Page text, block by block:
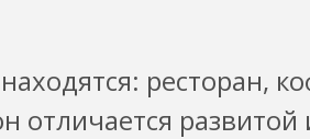
ресторан,
отличается развитой